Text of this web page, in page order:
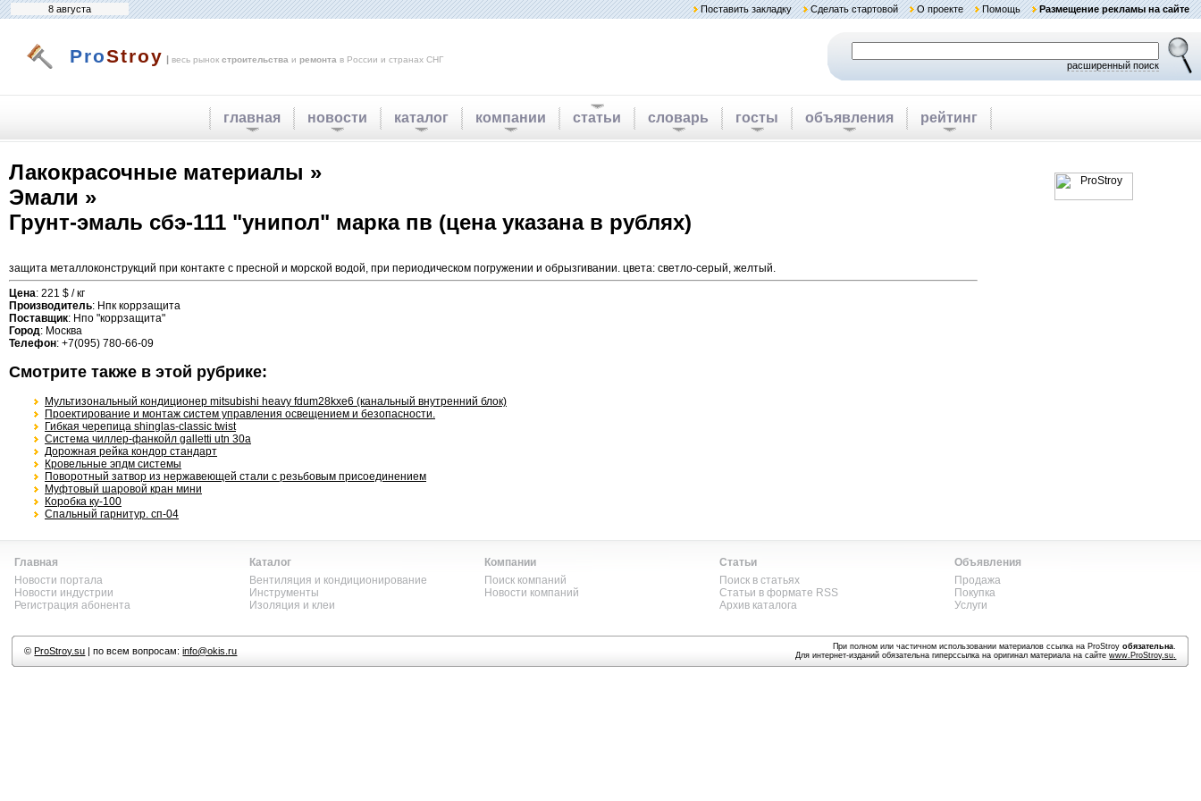
8 августа Поставить закладку Сделать стартовой О проекте Помощь Размещение рекламы на сайте
ProStroy | весь рынок строительства и ремонта в России и странах СНГ
расширенный поиск
главная новости каталог компании статьи словарь госты объявления рейтинг
Лакокрасочные материалы »
Эмали »
Грунт-эмаль сбэ-111 "унипол" марка пв (цена указана в рублях)
защита металлоконструкций при контакте с пресной и морской водой, при периодическом погружении и обрызгивании. цвета: светло-серый, желтый.
Цена: 221 $ / кг
Производитель: Нпк коррзащита
Поставщик: Нпо "коррзащита"
Город: Москва
Телефон: +7(095) 780-66-09
Смотрите также в этой рубрике:
Мультизональный кондиционер mitsubishi heavy fdum28kxe6 (канальный внутренний блок)
Проектирование и монтаж систем управления освещением и безопасности.
Гибкая черепица shinglas-classic twist
Система чиллер-фанкойл galletti utn 30a
Дорожная рейка кондор стандарт
Кровельные эпдм системы
Поворотный затвор из нержавеющей стали с резьбовым присоединением
Муфтовый шаровой кран мини
Коробка ку-100
Спальный гарнитур. сп-04
Главная
Новости портала
Новости индустрии
Регистрация абонента
Каталог
Вентиляция и кондиционирование
Инструменты
Изоляция и клеи
Компании
Поиск компаний
Новости компаний
Статьи
Поиск в статьях
Статьи в формате RSS
Архив каталога
Объявления
Продажа
Покупка
Услуги
©ProStroy.su | по всем вопросам:info@okis.ru При полном или частичном использовании материалов ссылка на ProStroyобязательна.
Для интернет-изданий обязательна гиперссылка на оригинал материала на сайтеwww.ProStroy.su.